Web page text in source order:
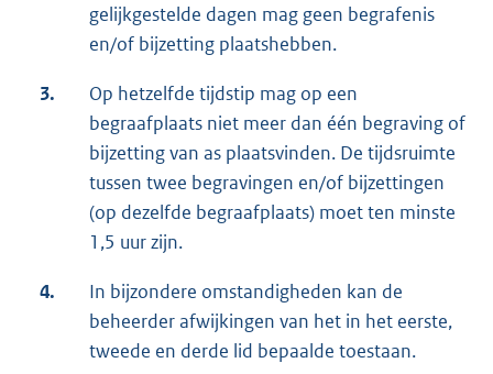
gelijkgestelde dagen mag geen begrafenis
en/of bijzetting plaatshebben.
3.
Op hetzelfde tijdstip mag op een
begraafplaats niet meer dan één begraving of
bijzetting van as plaatsvinden. De tijdsruimte
tussen twee begravingen en/of bijzettingen
(op dezelfde begraafplaats) moet ten minste
1,5 uur zijn.
4.
In bijzondere omstandigheden kan de
beheerder afwijkingen van het in het eerste,
tweede en derde lid bepaalde toestaan.